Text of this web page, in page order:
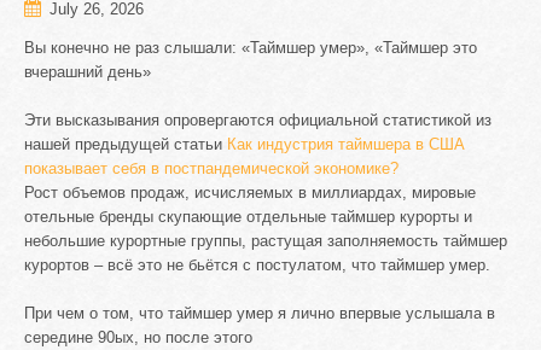
July 26, 2026
Вы конечно не раз слышали: «Таймшер умер», «Таймшер это
вчерашний день»
Эти высказывания опровергаются официальной статистикой из
нашей предыдущей статьи Как индустрия таймшера в США
показывает себя в постпандемической экономике?
Рост объемов продаж, исчисляемых в миллиардах, мировые
отельные бренды скупающие отдельные таймшер курорты и
небольшие курортные группы, растущая заполняемость таймшер
курортов – всё это не бьётся с постулатом, что таймшер умер.
При чем о том, что таймшер умер я лично впервые услышала в
середине 90ых, но после этого